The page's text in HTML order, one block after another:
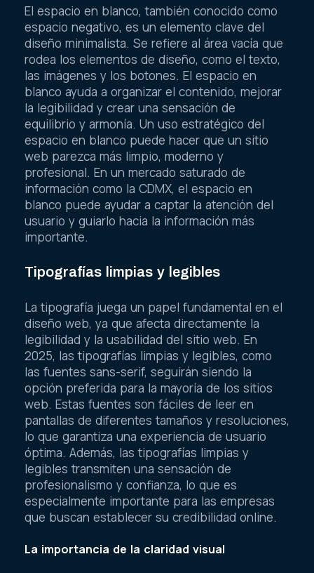
El espacio en blanco, también conocido como
espacio negativo, es un elemento clave del
diseño minimalista. Se refiere al área vacía que
rodea los elementos de diseño, como el texto,
las imágenes y los botones. El espacio en
blanco ayuda a organizar el contenido, mejorar
la legibilidad y crear una sensación de
equilibrio y armonía. Un uso estratégico del
espacio en blanco puede hacer que un sitio
web parezca más limpio, moderno y
profesional. En un mercado saturado de
información como la CDMX, el espacio en
blanco puede ayudar a captar la atención del
usuario y guiarlo hacia la información más
importante.
Tipografías limpias y legibles
La tipografía juega un papel fundamental en el
diseño web, ya que afecta directamente la
legibilidad y la usabilidad del sitio web. En
2025, las tipografías limpias y legibles, como
las fuentes sans-serif, seguirán siendo la
opción preferida para la mayoría de los sitios
web. Estas fuentes son fáciles de leer en
pantallas de diferentes tamaños y resoluciones,
lo que garantiza una experiencia de usuario
óptima. Además, las tipografías limpias y
legibles transmiten una sensación de
profesionalismo y confianza, lo que es
especialmente importante para las empresas
que buscan establecer su credibilidad online.
La importancia de la claridad visual